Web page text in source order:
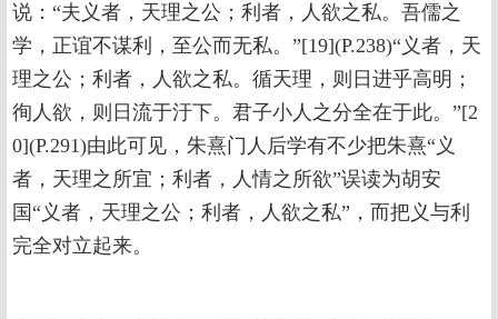
说：“夫义者，天理之公；利者，人欲之私。吾儒之
学，正谊不谋利，至公而无私。”[19](P.238)“义者，天
理之公；利者，人欲之私。循天理，则日进乎高明；
徇人欲，则日流于汙下。君子小人之分全在于此。”[2
0](P.291)由此可见，朱熹门人后学有不少把朱熹“义
者，天理之所宜；利者，人情之所欲”误读为胡安
国“义者，天理之公；利者，人欲之私”，而把义与利
完全对立起来。